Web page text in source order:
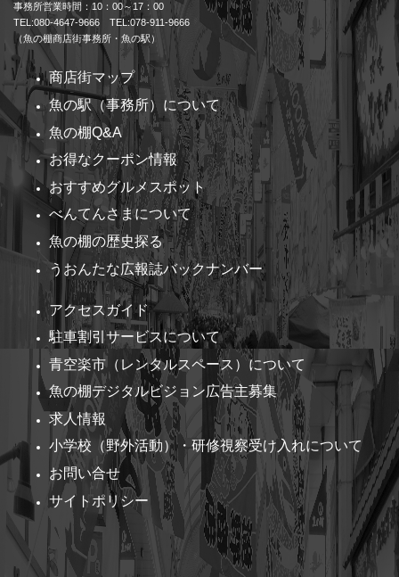
事務所営業時間：10：00～17：00
TEL:080-4647-9666 TEL:078-911-9666
（魚の棚商店街事務所・魚の駅）
商店街マップ
魚の駅（事務所）について
魚の棚Q&A
お得なクーポン情報
おすすめグルメスポット
べんてんさまについて
魚の棚の歴史探る
うおんたな広報誌バックナンバー
アクセスガイド
駐車割引サービスについて
青空楽市（レンタルスペース）について
魚の棚デジタルビジョン広告主募集
求人情報
小学校（野外活動）・研修視察受け入れについて
お問い合せ
サイトポリシー